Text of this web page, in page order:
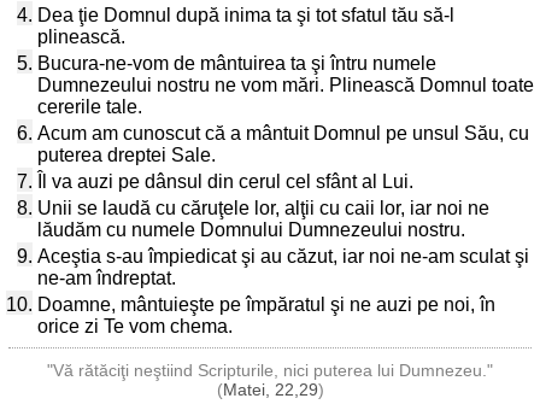
4. Dea ţie Domnul după inima ta şi tot sfatul tău să-l
plinească.
5. Bucura-ne-vom de mântuirea ta şi întru numele
Dumnezeului nostru ne vom mări. Plinească Domnul toate
cererile tale.
6. Acum am cunoscut că a mântuit Domnul pe unsul Său, cu
puterea dreptei Sale.
7.
Îl va auzi pe dânsul din cerul cel sfânt al Lui.
8. Unii se laudă cu căruţele lor, alţii cu caii lor, iar noi ne
lăudăm cu numele Domnului Dumnezeului nostru.
9. Aceştia s-au împiedicat şi au căzut, iar noi ne-am sculat şi
ne-am îndreptat.
10. Doamne, mântuieşte pe împăratul şi ne auzi pe noi, în
orice zi Te vom chema.
"Vă rătăciţi neştiind Scripturile, nici puterea lui Dumnezeu."
(Matei, 22,29)